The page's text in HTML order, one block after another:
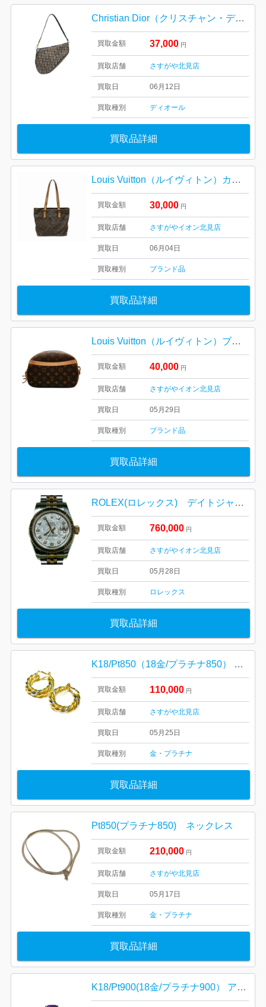
Christian Dior（クリスチャン・ディオール） サドルバッグ
買取金額 37,000 円
買取店舗 さすがや北見店
買取日 06月12日
買取種別 ディオール
買取品詳細
Louis Vuitton（ルイヴィトン）カバピアノ
買取金額 30,000 円
買取店舗 さすがやイオン北見店
買取日 06月04日
買取種別 ブランド品
買取品詳細
Louis Vuitton（ルイヴィトン）ブロワ モノグラム
買取金額 40,000 円
買取店舗 さすがやイオン北見店
買取日 05月29日
買取種別 ブランド品
買取品詳細
ROLEX(ロレックス) デイトジャスト Ref.179171 レディース腕時計
買取金額 760,000 円
買取店舗 さすがやイオン北見店
買取日 05月28日
買取種別 ロレックス
買取品詳細
K18/Pt850（18金/プラチナ850） イヤリング
買取金額 110,000 円
買取店舗 さすがや北見店
買取日 05月25日
買取種別 金・プラチナ
買取品詳細
Pt850(プラチナ850) ネックレス
買取金額 210,000 円
買取店舗 さすがや北見店
買取日 05月17日
買取種別 金・プラチナ
買取品詳細
K18/Pt900(18金/プラチナ900） アメジスト リング